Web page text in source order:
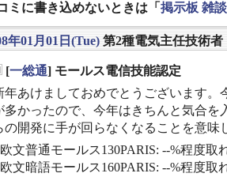
ミに書き込めないときは「 掲示板 雑
年01月01日(Tue) 第2種電気主任技術者
[一総通] モールス電信技能認定
年あけましておめでとうございます
多かったので、今年はきちんと気合
の開発に手が回らなくなることを意味
文普通モールス130PARIS: --%程度取
文暗語モールス160PARIS: --%程度取